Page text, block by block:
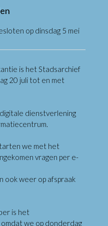
op dinsdag 5 mei
is het Stadsarchief
20 juli tot en met
dienstverlening
we met het
vragen per e-
ook weer op afspraak
is het
we op donderdag